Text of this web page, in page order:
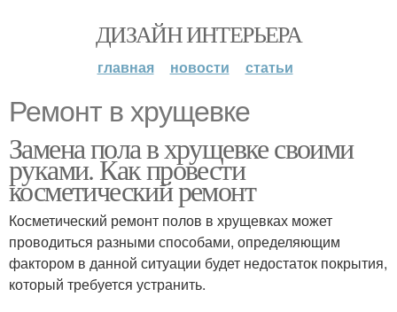
ДИЗАЙН ИНТЕРЬЕРА
главная новости статьи
Ремонт в хрущевке
Замена пола в хрущевке своими
руками. Как провести
косметический ремонт
Косметический ремонт полов в хрущевках может
проводиться разными способами, определяющим
фактором в данной ситуации будет недостаток покрытия,
который требуется устранить.